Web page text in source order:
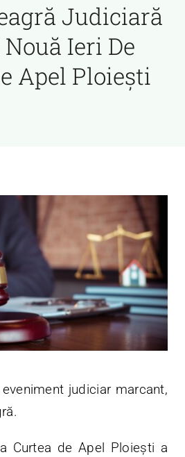
Judiciară
Ieri De
Apel Ploiești
judiciar marcant,
Curtea de Apel Ploiești a